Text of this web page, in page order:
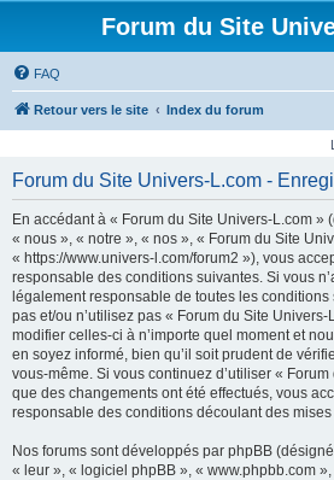
Forum du Site
FAQ
Retour vers le site Index du forum
Forum du Site Univers-L.com -
En accédant à « Forum du Site Univers-L.com »
« nous », « notre », « nos », « Forum du Site
« https://www.univers-l.com/forum2 »), vous
responsable des conditions suivantes. Si vous
légalement responsable de toutes les conditions
pas et/ou n’utilisez pas « Forum du Site
modifier celles-ci à n’importe quel moment et
en soyez informé, bien qu’il soit prudent de
vous-même. Si vous continuez d’utiliser «
que des changements ont été effectués, vous
responsable des conditions découlant des
Nos forums sont développés par phpBB
« leur », « logiciel phpBB », « www.phpbb.com